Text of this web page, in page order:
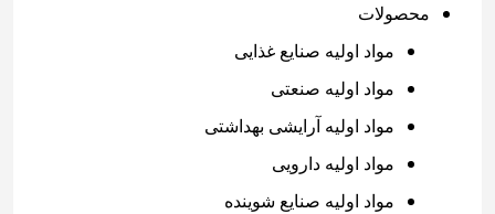
محصولات
مواد اولیه صنایع غذایی
مواد اولیه صنعتی
مواد اولیه آرایشی بهداشتی
مواد اولیه دارویی
مواد اولیه صنایع شوینده